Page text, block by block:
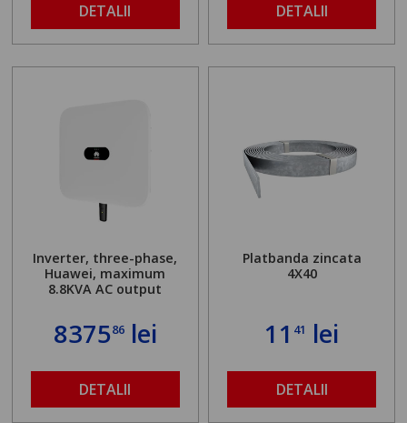
DETALII DETALII
Inverter, three-phase,
Huawei, maximum
8.8KVA AC output
837586lei
DETALII
Platbanda zincata
4X40
11 41 lei
DETALII